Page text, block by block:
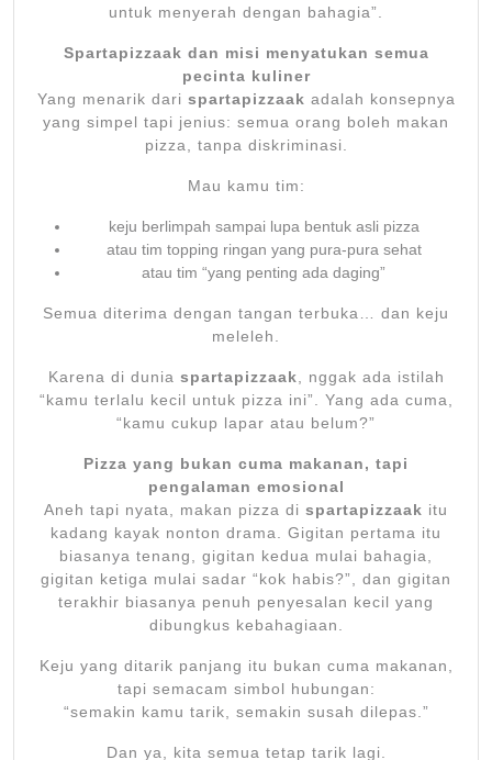
untuk menyerah dengan bahagia”.
Spartapizzaak dan misi menyatukan semua
pecinta kuliner
Yang menarik dari spartapizzaak adalah konsepnya
yang simpel tapi jenius: semua orang boleh makan
pizza, tanpa diskriminasi.
Mau kamu tim:
keju berlimpah sampai lupa bentuk asli pizza
atau tim topping ringan yang pura-pura sehat
atau tim “yang penting ada daging”
Semua diterima dengan tangan terbuka… dan keju
meleleh.
Karena di dunia spartapizzaak, nggak ada istilah
“kamu terlalu kecil untuk pizza ini”. Yang ada cuma,
“kamu cukup lapar atau belum?”
Pizza yang bukan cuma makanan, tapi
pengalaman emosional
Aneh tapi nyata, makan pizza di spartapizzaak itu
kadang kayak nonton drama. Gigitan pertama itu
biasanya tenang, gigitan kedua mulai bahagia,
gigitan ketiga mulai sadar “kok habis?”, dan gigitan
terakhir biasanya penuh penyesalan kecil yang
dibungkus kebahagiaan.
Keju yang ditarik panjang itu bukan cuma makanan,
tapi semacam simbol hubungan:
“semakin kamu tarik, semakin susah dilepas.”
Dan ya, kita semua tetap tarik lagi.